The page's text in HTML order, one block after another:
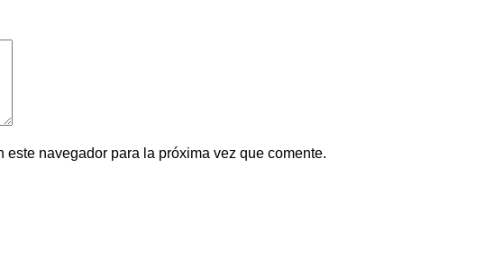
navegador para la próxima vez que comente.